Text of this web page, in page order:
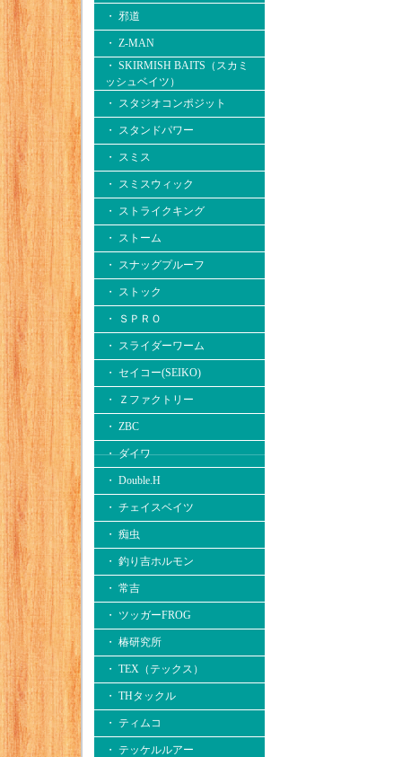
・ 邪道
・ Z-MAN
・ SKIRMISH BAITS（スカミ
ッシュベイツ）
・ スタジオコンポジット
・ スタンドパワー
・ スミス
・ スミスウィック
・ ストライクキング
・ ストーム
・ スナッグプルーフ
・ ストック
・ ＳＰＲＯ
・ スライダーワーム
・ セイコー(SEIKO)
・ Ｚファクトリー
・ ZBC
・ ダイワ
・ Double.H
・ チェイスベイツ
・ 痴虫
・ 釣り吉ホルモン
・ 常吉
・ ツッガーFROG
・ 椿研究所
・ TEX（テックス）
・ THタックル
・ ティムコ
・ テッケルルアー